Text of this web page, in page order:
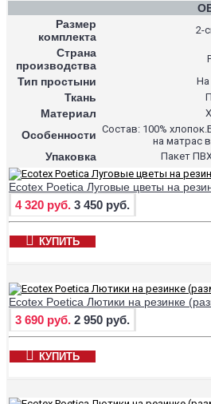
Размер
комплекта
2-
Страна
производства
Тип простыни На
Ткань
Материал
Особенности Состав: 100%
на матрас
Упаковка Пакет
Ecotex Poetica Луговые цветы на
4 320 руб. 3 450 руб.
КУПИТЬ
Ecotex Poetica Лютики на резинке
3 690 руб. 2 950 руб.
КУПИТЬ